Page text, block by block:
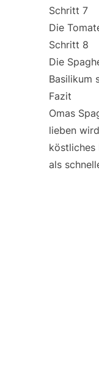
Schritt 7
Die
Schritt 8
Die
Basilikum
Fazit
Omas
lieben
köstliches
als